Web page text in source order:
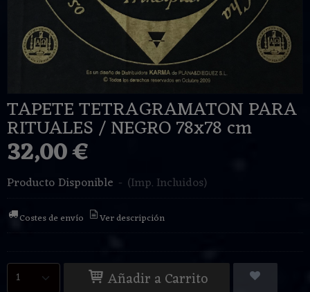
TAPETE TETRAGRAMATON PARA
RITUALES / NEGRO 78x78 cm
32,00 €
Producto Disponible - (Imp. Incluidos)
Costes de envío Ver descripción
Añadir a Carrito